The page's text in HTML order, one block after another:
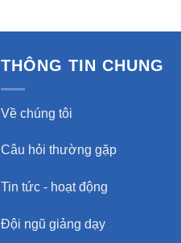
THÔNG TIN CHUNG
Về chúng tôi
Câu hỏi thường gặp
Tin tức - hoạt động
Đội ngũ giảng dạy